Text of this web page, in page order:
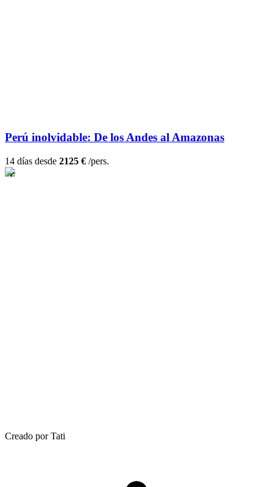
Perú inolvidable: De los Andes al Amazonas
14 días desde 2125 € /pers.
Creado por Tati